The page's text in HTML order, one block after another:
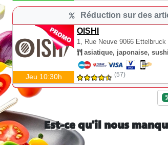
Réduction sur des
OISHI
1, Rue Neuve 9066 Ettelbruck
asiatique, japonaise, sushi
Jeu 10:30h (57)
Est-ce qu'il nous